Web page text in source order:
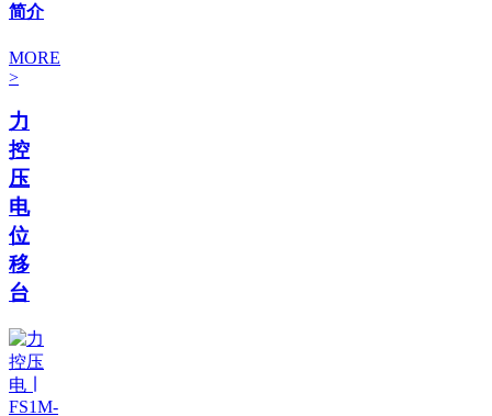
简介
MORE
>
力
控
压
电
位
移
台